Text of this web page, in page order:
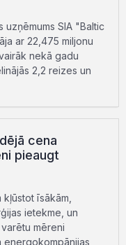
uzņēmums SIA "Baltic
ar 22,475 miljonu
nekā gadu
2,2 reizes un
cena
pieaugt
īsākām,
ietekme, un
mēreni
energokompānijas